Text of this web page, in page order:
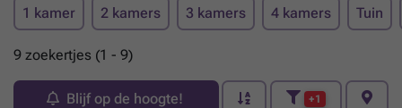
1 kamer 2 kamers 3 kamers 4 kamers Tuin
9 zoekertjes (1 - 9)
Blijf op de hoogte! +1